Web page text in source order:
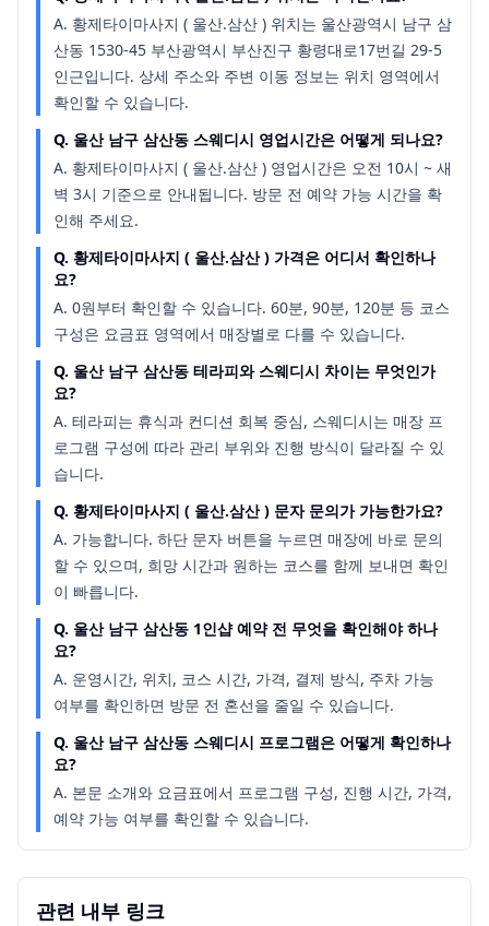
A. 황제타이마사지 ( 울산.삼산 ) 위치는 울산광역시 남구 삼
산동 1530-45 부산광역시 부산진구 황령대로17번길 29-5
인근입니다. 상세 주소와 주변 이동 정보는 위치 영역에서
확인할 수 있습니다.
Q. 울산 남구 삼산동 스웨디시 영업시간은 어떻게 되나요?
A. 황제타이마사지 ( 울산.삼산 ) 영업시간은 오전 10시 ~ 새
벽 3시 기준으로 안내됩니다. 방문 전 예약 가능 시간을 확
인해 주세요.
Q. 황제타이마사지 ( 울산.삼산 ) 가격은 어디서 확인하나
요?
A. 0원부터 확인할 수 있습니다. 60분, 90분, 120분 등 코스
구성은 요금표 영역에서 매장별로 다를 수 있습니다.
Q. 울산 남구 삼산동 테라피와 스웨디시 차이는 무엇인가
요?
A. 테라피는 휴식과 컨디션 회복 중심, 스웨디시는 매장 프
로그램 구성에 따라 관리 부위와 진행 방식이 달라질 수 있
습니다.
Q. 황제타이마사지 ( 울산.삼산 ) 문자 문의가 가능한가요?
A. 가능합니다. 하단 문자 버튼을 누르면 매장에 바로 문의
할 수 있으며, 희망 시간과 원하는 코스를 함께 보내면 확인
이 빠릅니다.
Q. 울산 남구 삼산동 1인샵 예약 전 무엇을 확인해야 하나
요?
A. 운영시간, 위치, 코스 시간, 가격, 결제 방식, 주차 가능
여부를 확인하면 방문 전 혼선을 줄일 수 있습니다.
Q. 울산 남구 삼산동 스웨디시 프로그램은 어떻게 확인하나
요?
A. 본문 소개와 요금표에서 프로그램 구성, 진행 시간, 가격,
예약 가능 여부를 확인할 수 있습니다.
관련 내부 링크